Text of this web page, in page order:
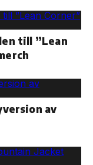
till ”Lean
av